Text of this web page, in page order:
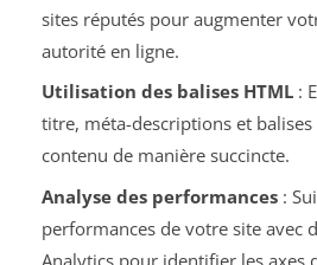
sites réputés pour augmenter
autorité en ligne.
Utilisation des balises HTML:
titre, méta-descriptions et
contenu de manière succincte.
Analyse des performances:
performances de votre site avec
Analytics pour identifier les axes